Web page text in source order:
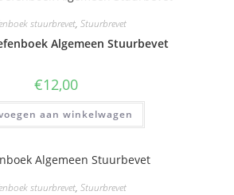
stuurbrevet, Stuurbrevet
Algemeen Stuurbevet
€12,00
aan winkelwagen
stuurbrevet, Stuurbrevet